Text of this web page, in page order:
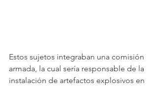
Estos sujetos integraban una comisión
armada, la cual sería responsable de la
instalación de artefactos explosivos en